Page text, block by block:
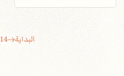
البداية
14